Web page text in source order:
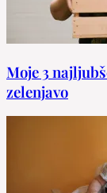
Moje 3
zelenjavo